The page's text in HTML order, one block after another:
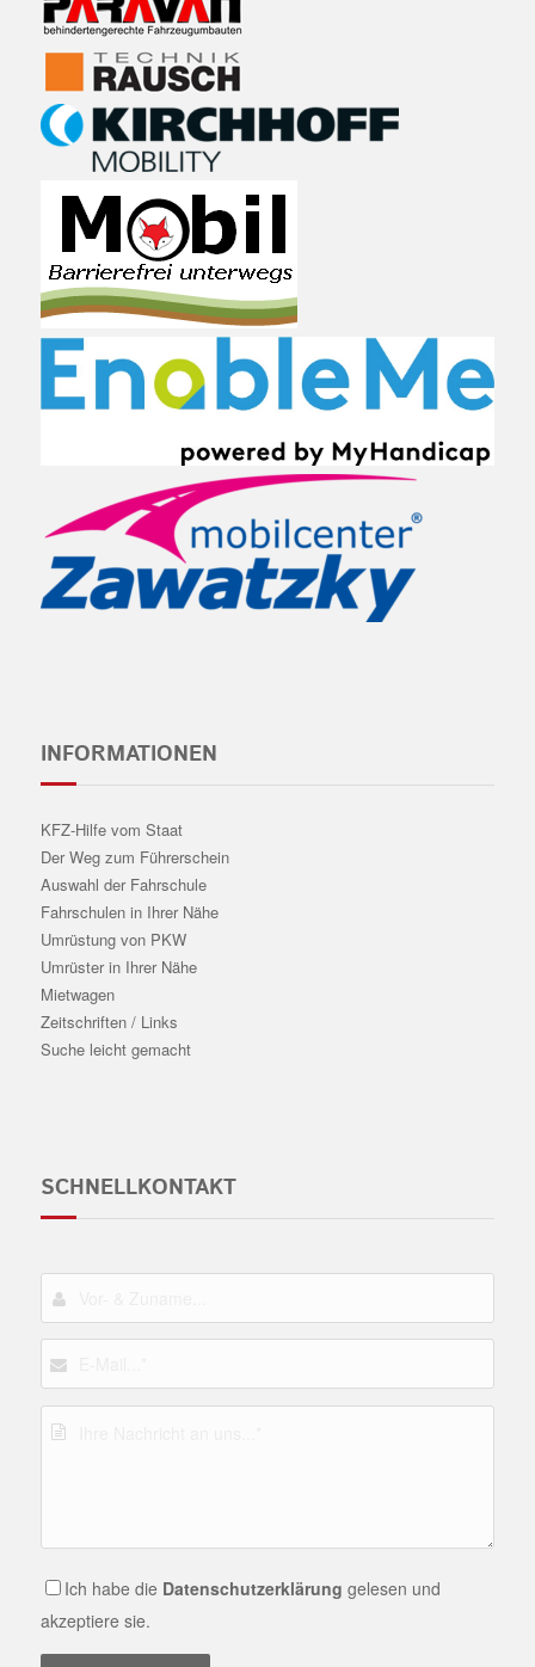
INFORMATIONEN
KFZ-Hilfe vom Staat
Der Weg zum Führerschein
Auswahl der Fahrschule
Fahrschulen in Ihrer Nähe
Umrüstung von PKW
Umrüster in Ihrer Nähe
Mietwagen
Zeitschriften / Links
Suche leicht gemacht
SCHNELLKONTAKT
Ich habe die Datenschutzerklärung gelesen und
akzeptiere sie.